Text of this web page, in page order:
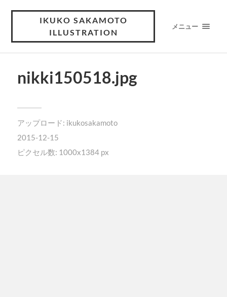
IKUKO SAKAMOTO
ILLUSTRATION
メニュー
nikki150518.jpg
アップロード: ikukosakamoto
2015-12-15
ピクセル数: 1000x1384 px